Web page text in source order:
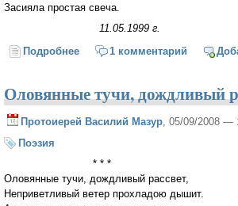
Засияла простая свеча.
11.05.1999 г.
Подробнее о О Пречистая Божия
1 комментарий
Оловянные тучи, дождливый
Протоиерей Василий Мазур , 05/09/2008 —
Поэзия
* * *
Оловянные тучи, дождливый рассвет,
Неприветливый ветер прохладою дышит.